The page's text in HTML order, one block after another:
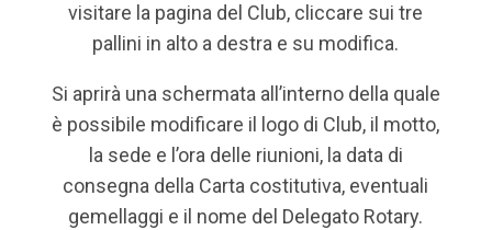
visitare la pagina del Club, cliccare sui tre
pallini in alto a destra e su modifica.
Si aprirà una schermata all’interno della quale
è possibile modificare il logo di Club, il motto,
la sede e l’ora delle riunioni, la data di
consegna della Carta costitutiva, eventuali
gemellaggi e il nome del Delegato Rotary.